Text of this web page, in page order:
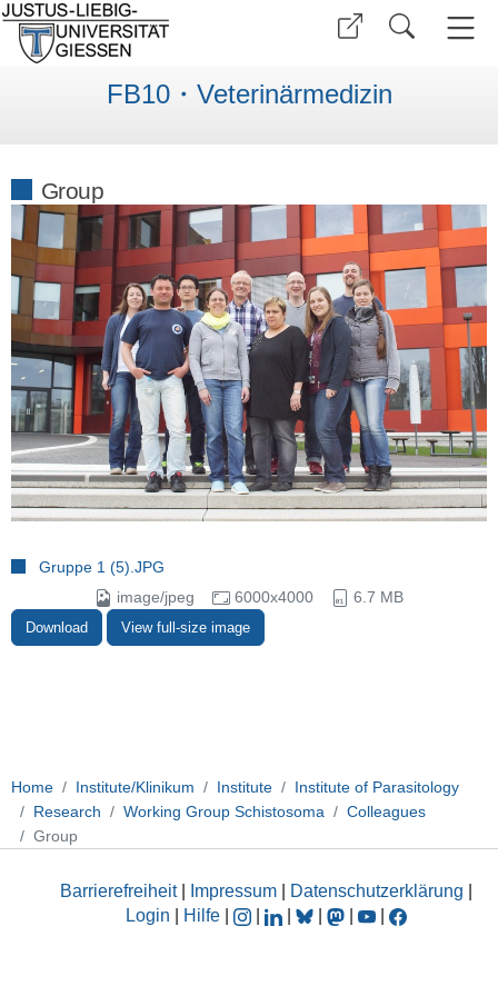
FB10・Veterinärmedizin
Group
Gruppe 1 (5).JPG
image/jpeg
6000x4000 6.7 MB
Download View full-size image
Home Institute/Klinikum Institute
Institute of Parasitology
Research
Working Group Schistosoma
Colleagues
Group
Barrierefreiheit| Impressum Datenschutzerklärung
Login
Hilfe